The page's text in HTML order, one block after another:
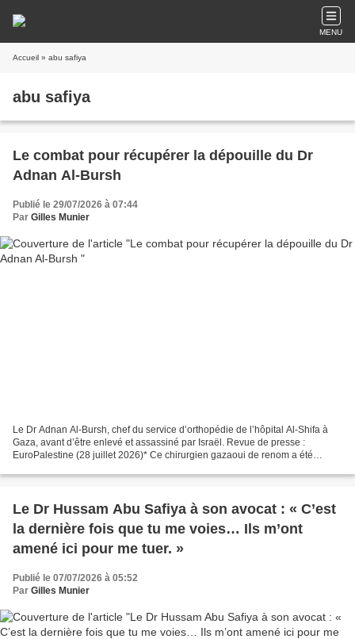
MENU
Accueil » abu safiya
abu safiya
Le combat pour récupérer la dépouille du Dr
Adnan Al-Bursh
Publié le 29/07/2026 à 07:44
Par Gilles Munier
Le Dr Adnan Al-Bursh, chef du service d’orthopédie de l’hôpital Al-Shifa à
Gaza, avant d’être enlevé et assassiné par Israël. Revue de presse :
EuroPalestine (28 juillet 2026)* Ce chirurgien gazaoui de renom a été
Le Dr Hussam Abu Safiya à son avocat : « C’est
la dernière fois que tu me voies… Ils m’ont
amené ici pour me tuer. »
Publié le 07/07/2026 à 05:52
Par Gilles Munier